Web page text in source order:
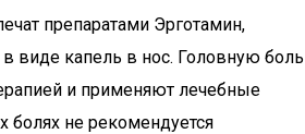
препаратами Эрготамин,
виде капель в нос. Головную боль
и применяют лечебные
болях не рекомендуется